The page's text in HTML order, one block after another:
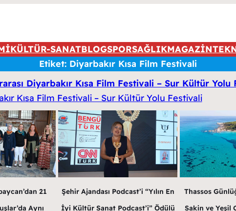
KÜLTÜR-SANATBLOGSPORSAĞLIKMAGAZİN
Etiket: Diyarbakır Kısa Film Festivali
Diyarbakır Kısa Film Festivali – Sur Kültür Yolu
21
Aynı
Şehir Ajandası Podcast’i “Yılın En
İyi Kültür Sanat Podcast’i” Ödülü
Thassos
Sakin ve Yeşil